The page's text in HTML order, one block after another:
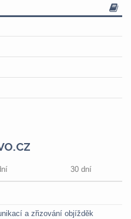
30 dní
a zřizování objížděk